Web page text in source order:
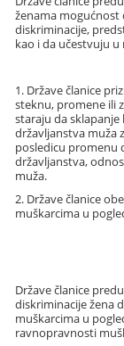
ženama mogućnost
diskriminacije,
kao i da učestvuju
1. Države članice
steknu, promene ili
staraju da
državljanstva muža
posledicu promenu
državljanstva,
muža.
2. Države članice
muškarcima u
Države članice
diskriminacije žena
muškarcima u
ravnopravnosti